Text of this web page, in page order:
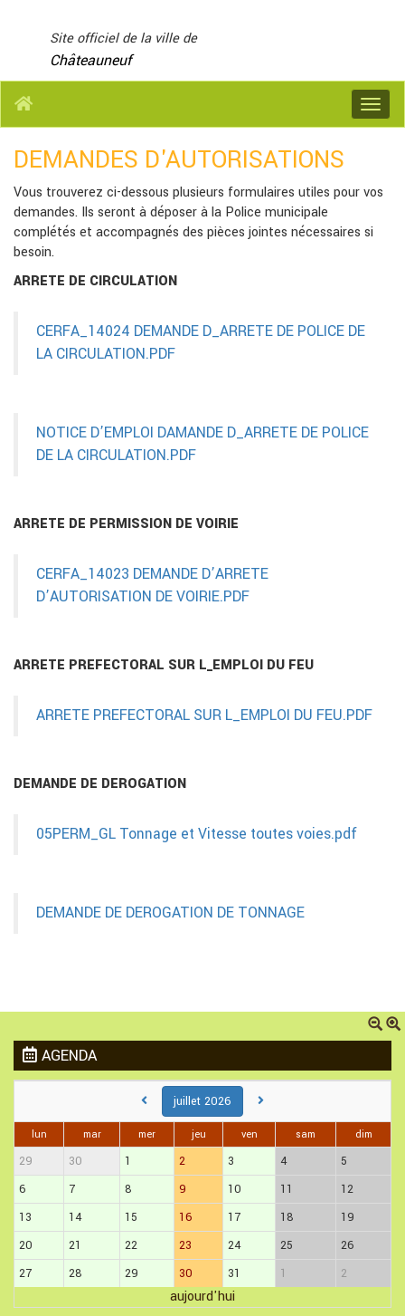
Site officiel de la ville de
Châteauneuf
Menu
DEMANDES D'AUTORISATIONS
Vous trouverez ci-dessous plusieurs formulaires utiles pour vos
demandes. Ils seront à déposer à la Police municipale
complétés et accompagnés des pièces jointes nécessaires si
besoin.
ARRETE DE CIRCULATION
CERFA_14024 DEMANDE D_ARRETE DE POLICE DE
LA CIRCULATION.PDF
NOTICE D’EMPLOI DAMANDE D_ARRETE DE POLICE
DE LA CIRCULATION.PDF
ARRETE DE PERMISSION DE VOIRIE
CERFA_14023 DEMANDE D’ARRETE
D’AUTORISATION DE VOIRIE.PDF
ARRETE PREFECTORAL SUR L_EMPLOI DU FEU
ARRETE PREFECTORAL SUR L_EMPLOI DU FEU.PDF
DEMANDE DE DEROGATION
05PERM_GL Tonnage et Vitesse toutes voies.pdf
DEMANDE DE DEROGATION DE TONNAGE
AGENDA
juillet 2026
lun mar mer jeu ven sam dim
29 30 1 2 3 4
5
6
7 8 9 10 11
12
13
14 15 16 17 18
19
20
21 22 23 24 25
26
27
28 29 30 31 1 2
aujourd'hui